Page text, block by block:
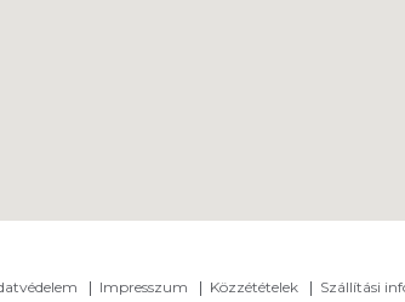
Impresszum Közzétételek Szállítási